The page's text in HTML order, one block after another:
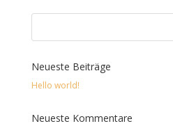
Neueste Beiträge
Hello world!
Neueste Kommentare